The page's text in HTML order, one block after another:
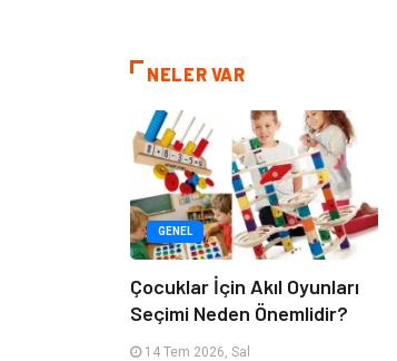
NELER VAR
GENEL
Çocuklar İçin Akıl Oyunları
Seçimi Neden Önemlidir?
14 Tem 2026, Sal